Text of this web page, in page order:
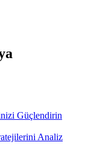
Güçlendirin
Analiz